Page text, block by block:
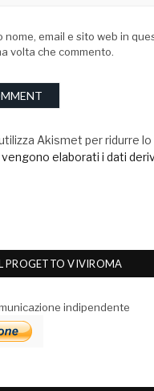
nome, email e sito web in
volta che commento.
Akismet per ridurre lo
elaborati i dati
PROGETTO VIVIROMA
indipendente